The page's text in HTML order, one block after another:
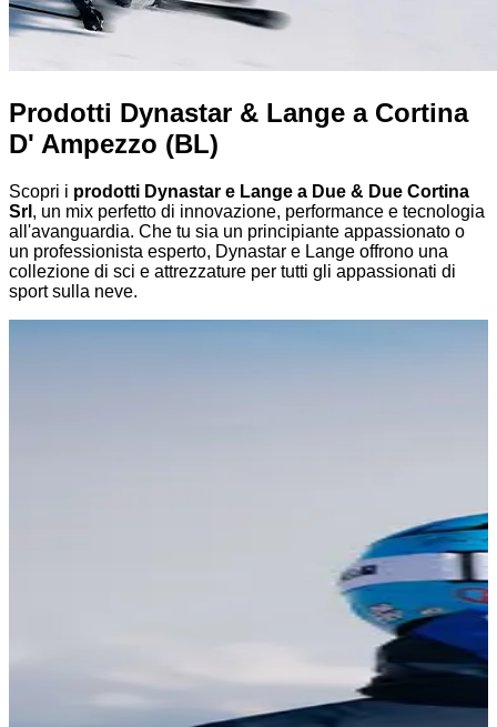
Prodotti Dynastar & Lange a Cortina
D' Ampezzo (BL)
Scopri i prodotti Dynastar e Lange a Due & Due Cortina
Srl , un mix perfetto di innovazione, performance e tecnologia
all'avanguardia. Che tu sia un principiante appassionato o
un professionista esperto, Dynastar e Lange offrono una
collezione di sci e attrezzature per tutti gli appassionati di
sport sulla neve.